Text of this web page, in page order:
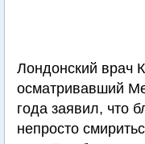
Лондонский врач
осматривавший
года заявил, что
непросто